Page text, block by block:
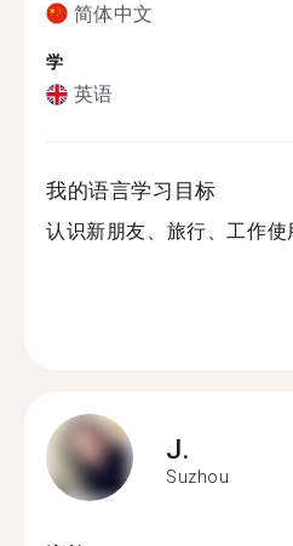
简体中文
学
英语
我的语言学习目标
认识新朋友、旅行、工作使
J.
Suzhou